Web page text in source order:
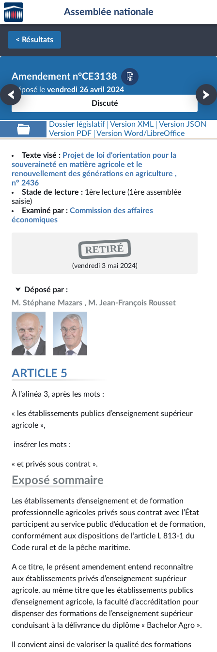
Aller au contenu
Aller en bas de la page
Accèder
à la
page
d'accueil
Assemblée nationale
< Résultats
Amendement n°CE3138
Déposé le vendredi 26 avril 2024
Discuté
Dossier législatif Version XML
Version JSON
Version PDF
Version Word/LibreOffice
Texte visé : Projet de loi d'orientation pour la
souveraineté en matière agricole et le
renouvellement des générations en agriculture ,
n° 2436
Stade de lecture : 1ère lecture (1ère assemblée
saisie)
Examiné par : Commission des affaires
économiques
RETIRÉ
(vendredi 3 mai 2024)
Déposé par :
M. Stéphane Mazars
M. Jean-François Rousset
ARTICLE 5
À l’alinéa 3, après les mots :
« les établissements publics d’enseignement supérieur
agricole »,
insérer les mots :
« et privés sous contrat ».
Exposé sommaire
Les établissements d’enseignement et de formation
professionnelle agricoles privés sous contrat avec l’État
participent au service public d’éducation et de formation,
conformément aux dispositions de l’article L 813‑1 du
Code rural et de la pêche maritime.
A ce titre, le présent amendement entend reconnaître
aux établissements privés d’enseignement supérieur
agricole, au même titre que les établissements publics
d’enseignement agricole, la faculté d’accréditation pour
dispenser des formations de l’enseignement supérieur
conduisant à la délivrance du diplôme « Bachelor Agro ».
Il convient ainsi de valoriser la qualité des formations